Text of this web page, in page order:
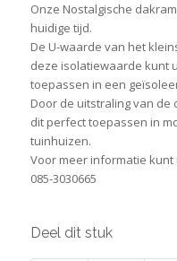
Onze Nostalgische
huidige tijd.
De U-waarde van het
deze isolatiewaarde kunt
toepassen in een
Door de uitstraling van
dit perfect toepassen in
tuinhuizen.
Voor meer informatie
085-3030665
Deel dit stuk